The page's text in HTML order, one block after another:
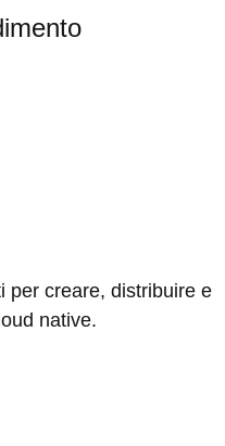
per creare, distribuire e
native.